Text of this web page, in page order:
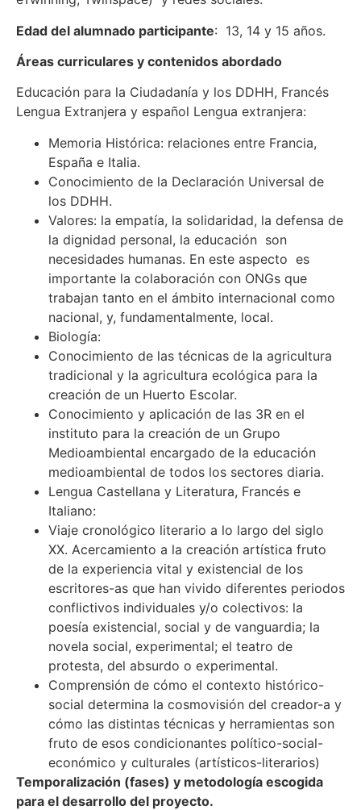
Edad del alumnado participante: 13, 14 y 15 años.
Áreas curriculares y contenidos abordado
Educación para la Ciudadanía y los DDHH, Francés
Lengua Extranjera y español Lengua extranjera:
Memoria Histórica: relaciones entre Francia,
España e Italia.
Conocimiento de la Declaración Universal de
los DDHH.
Valores: la empatía, la solidaridad, la defensa de
la dignidad personal, la educación son
necesidades humanas. En este aspecto es
importante la colaboración con ONGs que
trabajan tanto en el ámbito internacional como
nacional, y, fundamentalmente, local.
Biología:
Conocimiento de las técnicas de la agricultura
tradicional y la agricultura ecológica para la
creación de un Huerto Escolar.
Conocimiento y aplicación de las 3R en el
instituto para la creación de un Grupo
Medioambiental encargado de la educación
medioambiental de todos los sectores diaria.
Lengua Castellana y Literatura, Francés e
Italiano:
Viaje cronológico literario a lo largo del siglo
XX. Acercamiento a la creación artística fruto
de la experiencia vital y existencial de los
escritores-as que han vivido diferentes periodos
conflictivos individuales y/o colectivos: la
poesía existencial, social y de vanguardia; la
novela social, experimental; el teatro de
protesta, del absurdo o experimental.
Comprensión de cómo el contexto histórico-
social determina la cosmovisión del creador-a y
cómo las distintas técnicas y herramientas son
fruto de esos condicionantes político-social-
económico y culturales (artísticos-literarios)
Temporalización (fases) y metodología escogida
para el desarrollo del proyecto.